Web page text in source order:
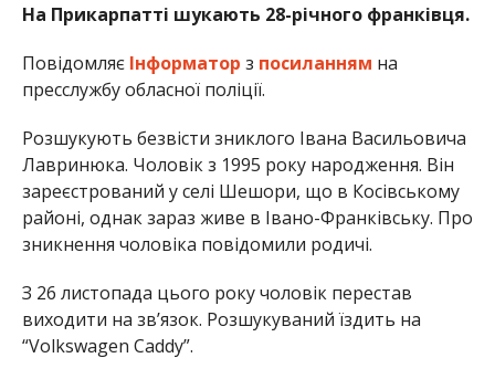
На Прикарпатті шукають 28-річного франківця.
ПовідомляєІнформатор з посиланням на
пресслужбу обласної поліції.
Розшукують безвісти зниклого Івана Васильовича
Лавринюка. Чоловік з 1995 року народження. Він
зареєстрований у селі Шешори, що в Косівському
районі, однак зараз живе в Івано-Франківську. Про
зникнення чоловіка повідомили родичі.
З 26 листопада цього року чоловік перестав
виходити на зв’язок. Розшукуваний їздить на
“Volkswagen Caddy”.